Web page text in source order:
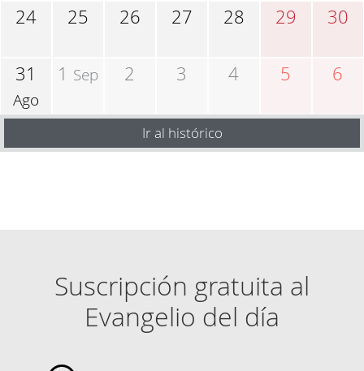
24 25 26 27 28 29 30
31
Ago
1 Sep 2 3 4 5 6
Ir al histórico
Suscripción gratuita al
Evangelio del día